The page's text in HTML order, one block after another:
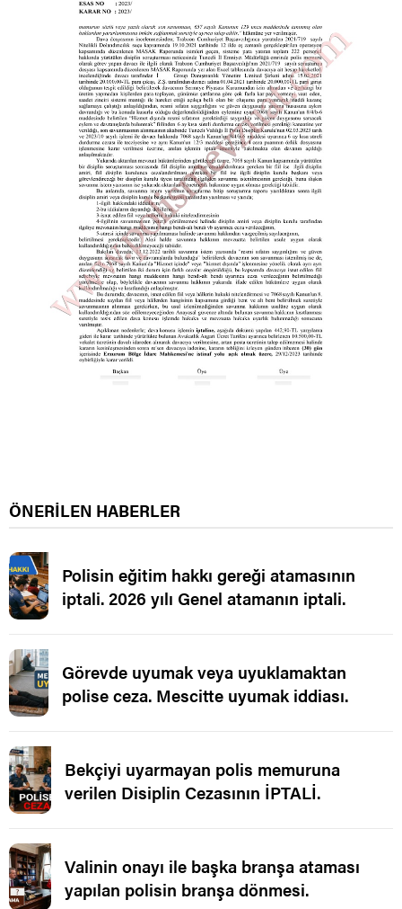
ÖNERİLEN HABERLER
Polisin eğitim hakkı gereği atamasının
iptali. 2026 yılı Genel atamanın iptali.
Görevde uyumak veya uyuklamaktan
polise ceza. Mescitte uyumak iddiası.
Bekçiyi uyarmayan polis memuruna
verilen Disiplin Cezasının İPTALİ.
Valinin onayı ile başka branşa ataması
yapılan polisin branşa dönmesi.